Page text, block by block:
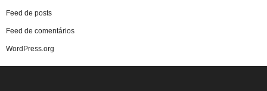
Feed de posts
Feed de comentários
WordPress.org